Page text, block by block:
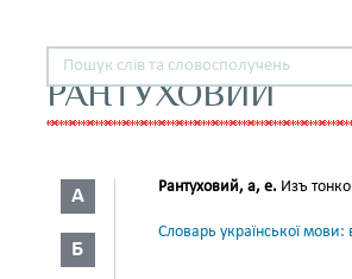
РАНТУХОВИЙ
А
Б
Рантуховий, а, е. Изъ
Словарь української